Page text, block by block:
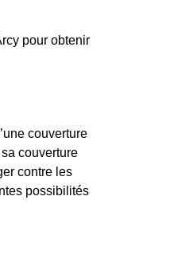
pour obtenir
couverture
couverture
contre les
possibilités